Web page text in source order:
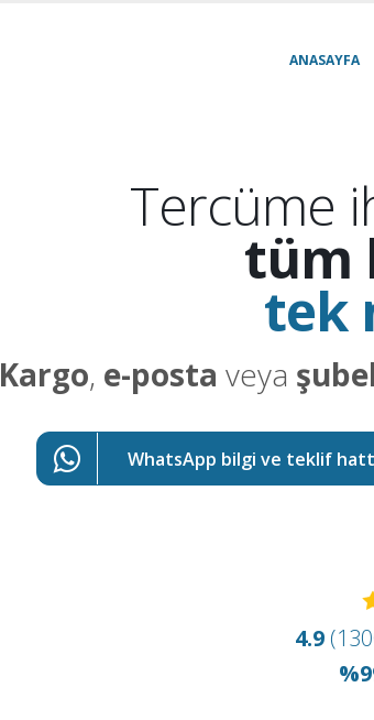
ANASAYFA
Tercüme
tüm
tek
Kargo, e-posta veya
WhatsApp bilgi ve teklif
4.9